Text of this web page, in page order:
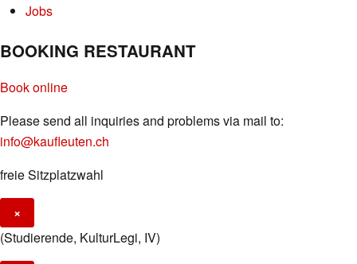
Jobs
BOOKING RESTAURANT
Book online
Please send all inquiries and problems via mail to:
info@kaufleuten.ch
freie Sitzplatzwahl
×
(Studierende, KulturLegi, IV)